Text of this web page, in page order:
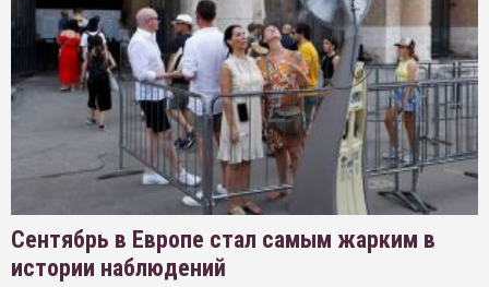
Сентябрь в Европе стал самым жарким в
истории наблюдений